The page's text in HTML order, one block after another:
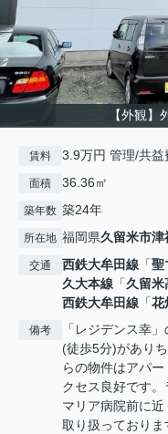
【外観
賃料 3.9万円 管理/共益
面積 36.36㎡
築年数 築24年
所在地 福岡県久留米市津
交通 西鉄大牟田線 「聖
久大本線 「久留米
西鉄大牟田線 「花
備考
「レジデンス幸
(徒歩5分)があり
らの物件はアパ
クセス良好です
マリア病院前に
取り扱っており